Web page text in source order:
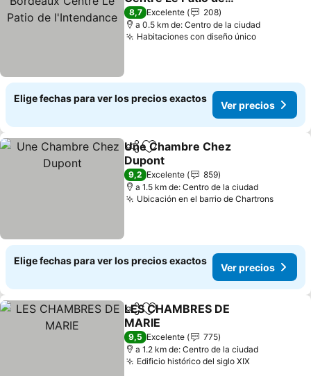
l'Intendance
8,7 Excelente
208
a 0.5 km de: Centro de la ciudad
Habitaciones con diseño único
Elige fechas para ver los precios exactos
Ver precios
CompartirAgregar a favoritos
Une Chambre Chez
Dupont
9,2 Excelente
859
a 1.5 km de: Centro de la ciudad
Ubicación en el barrio de Chartrons
Elige fechas para ver los precios exactos
Ver precios
CompartirAgregar a favoritos
LES CHAMBRES DE
MARIE
9,5 Excelente
775
a 1.2 km de: Centro de la ciudad
Edificio histórico del siglo XIX